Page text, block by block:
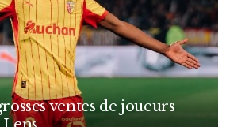
ventes de joueurs